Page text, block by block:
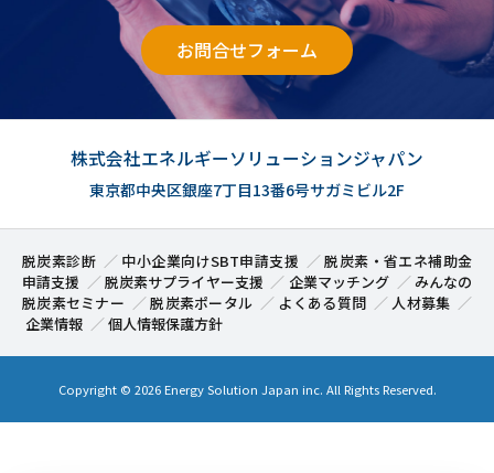
お問合せフォーム
株式会社エネルギーソリューションジャパン
東京都中央区銀座7丁目13番6号サガミビル2F
脱炭素診断 中小企業向けSBT申請支援
脱炭素・省エネ補助金
申請支援
脱炭素サプライヤー支援 企業マッチング
みんなの
脱炭素セミナー
脱炭素ポータル よくある質問
人材募集
企業情報
個人情報保護方針
Copyright © 2026 Energy Solution Japan inc. All Rights Reserved.